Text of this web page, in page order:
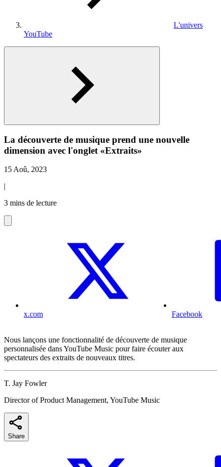
L'univers
YouTube
La découverte de musique prend une nouvelle
dimension avec l'onglet «Extraits»
15 Aoû, 2023
|
3 mins de lecture
x.com Facebook
Nous lançons une fonctionnalité de découverte de musique
personnalisée dans YouTube Music pour faire écouter aux
spectateurs des extraits de nouveaux titres.
T. Jay Fowler
Director of Product Management, YouTube Music
Share